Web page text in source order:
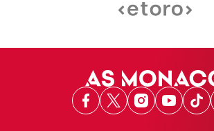
Facebook
X Instagram